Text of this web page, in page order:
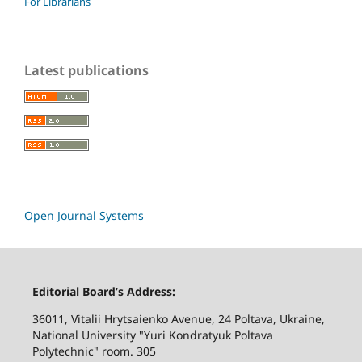
Latest publications
Open Journal Systems
Editorial Board’s Address:
36011, Vitalii Hrytsaienko Avenue, 24 Poltava, Ukraine,
National University "Yuri Kondratyuk Poltava
Polytechnic" room. 305